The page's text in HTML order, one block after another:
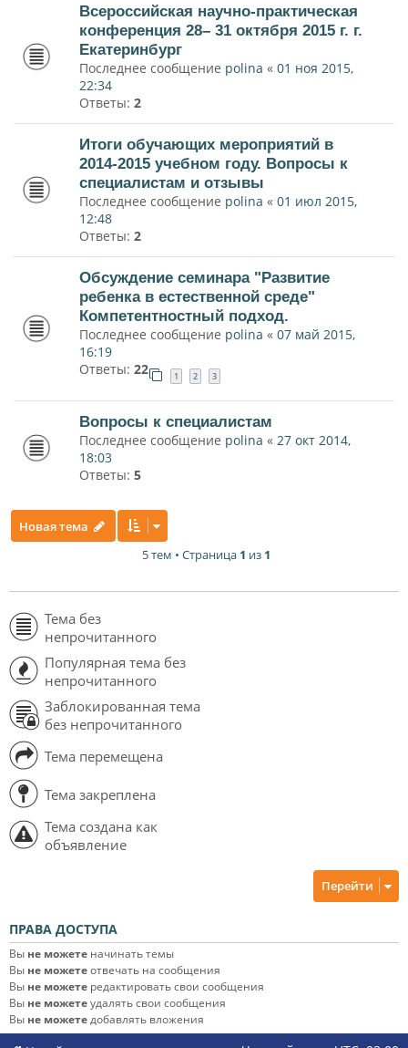
Всероссийская научно-практическая
конференция 28– 31 октября 2015 г. г.
Екатеринбург
Последнее сообщение polina « 01 ноя 2015,
22:34
Ответы: 2
Итоги обучающих мероприятий в
2014-2015 учебном году. Вопросы к
специалистам и отзывы
Последнее сообщение polina « 01 июл 2015,
12:48
Ответы: 2
Обсуждение семинара "Развитие
ребенка в естественной среде"
Компетентностный подход.
Последнее сообщение polina « 07 май 2015,
16:19
Ответы: 22 1 2 3
Вопросы к специалистам
Последнее сообщение polina « 27 окт 2014,
18:03
Ответы: 5
Новая тема
5 тем • Страница 1 из 1
Тема без
непрочитанного
Популярная тема без
непрочитанного
Заблокированная тема
без непрочитанного
Тема перемещена
Тема закреплена
Тема создана как
объявление
Перейти
ПРАВА ДОСТУПА
Вы не можете начинать темы
Вы не можетеотвечать на сообщения
Вы не можете редактировать свои сообщения
Вы не можетеудалять свои сообщения
Вы не можетедобавлять вложения